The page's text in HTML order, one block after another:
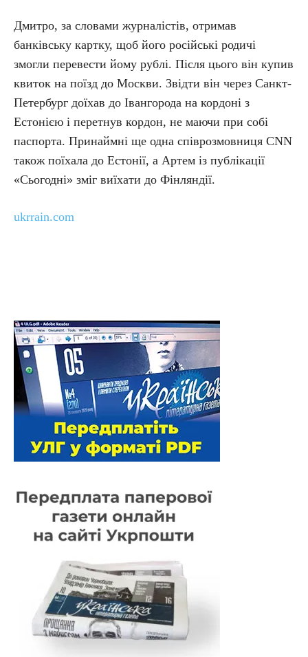
Дмитро, за словами журналістів, отримав
банківську картку, щоб його російські родичі
змогли перевести йому рублі. Після цього він купив
квиток на поїзд до Москви. Звідти він через Санкт-
Петербург доїхав до Івангорода на кордоні з
Естонією і перетнув кордон, не маючи при собі
паспорта. Принаймні ще одна співрозмовниця CNN
також поїхала до Естонії, а Артем із публікації
«Сьогодні» зміг виїхати до Фінляндії.
ukrrain.com